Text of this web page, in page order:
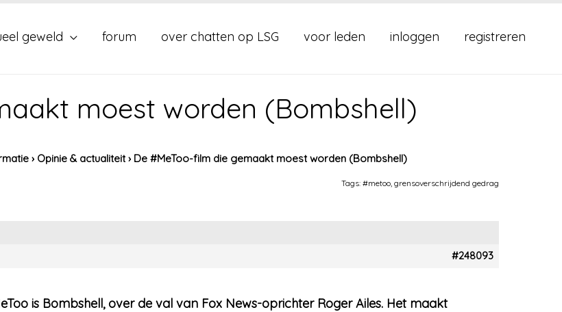
geweld forum over chatten op LSG voor leden inloggen registreren
moest worden (Bombshell)
› Opinie & actualiteit › De #MeToo-film die gemaakt moest worden (Bombshell)
Tags: #metoo, grensoverschrijdend gedrag
#248093
is Bombshell, over de val van Fox News-oprichter Roger Ailes. Het maakt